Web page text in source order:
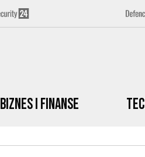
Biznes i Finanse